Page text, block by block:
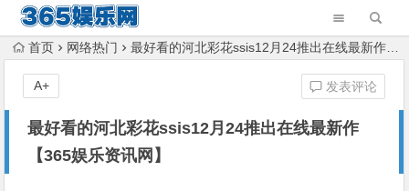
首页 网络热门 最好看的河北彩花ssis12月24推出在线最新作【365娱乐资讯网】
最好看的河北彩花ssis12月24推出在线最新作
【365娱乐资讯网】
发表评论
A+